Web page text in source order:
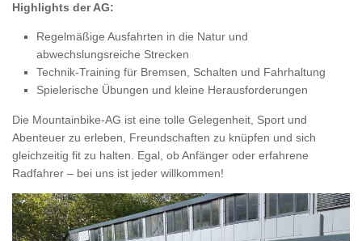
Highlights der AG:
Regelmäßige Ausfahrten in die Natur und
abwechslungsreiche Strecken
Technik-Training für Bremsen, Schalten und Fahrhaltung
Spielerische Übungen und kleine Herausforderungen
Die Mountainbike-AG ist eine tolle Gelegenheit, Sport und
Abenteuer zu erleben, Freundschaften zu knüpfen und sich
gleichzeitig fit zu halten. Egal, ob Anfänger oder erfahrene
Radfahrer – bei uns ist jeder willkommen!